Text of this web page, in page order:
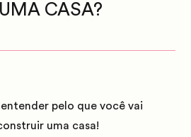
CASA?
pelo que você vai
uma casa!